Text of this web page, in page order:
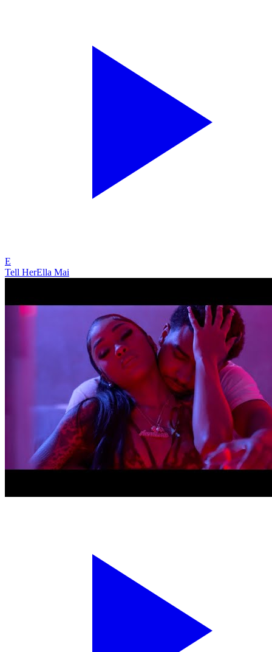
E
Tell HerElla Mai